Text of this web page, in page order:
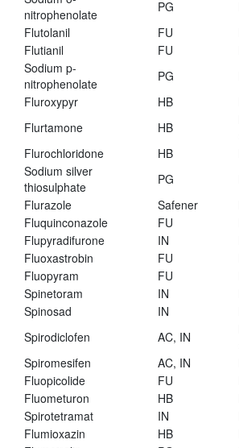
nitrophenolate
PG
Flutolanil
FU
Flutianil
FU
Sodium p-
nitrophenolate
PG
Fluroxypyr
HB
Flurtamone
HB
Flurochloridone
HB
Sodium silver
thiosulphate
PG
Flurazole
Safener
Fluquinconazole
FU
Flupyradifurone
IN
Fluoxastrobin
FU
Fluopyram
FU
Spinetoram
IN
Spinosad
IN
Spirodiclofen
AC, IN
Spiromesifen
AC, IN
Fluopicolide
FU
Fluometuron
HB
Spirotetramat
IN
Flumioxazin
HB